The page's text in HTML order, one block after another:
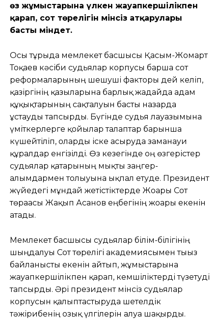
өз жұмыстарына үлкен жауапкершілікпен
қарап, сот төрелігін мінсіз атқарулары
басты міндет.
Осы тұрғыда мемлекет басшысы Қасым-Жомарт
Тоқаев кәсіби судьялар корпусы барша сот
реформаларының шешуші факторы дей келіп,
қазіргінің қазыларына барлық жағдайда адам
құқықтарының сақталуын басты назарда
ұстауды тапсырды. Бүгінде судья лауазымына
үміткерлерге қойылар талаптар барынша
күшейтіліп, оларды іске асыруда заманауи
құралдар енгізілді. Өз кезегінде оң өзгерістер
судьялар қатарының мықты заңгер-
ғалымдармен толығуына ықпал етуде. Президент
жүйедегі мұндай жетістіктерде Жоғарғы Сот
төрағасы Жақып Асанов еңбегінің жоғары екенін
атады.
Мемлекет басшысы судьялар білім-білігінің
шыңдалуы Сот төрелігі академиясымен тығыз
байланысты екенін айтып, жұмыстарына
жауапкершілікпен қарап, кемшіліктерді түзетуді
тапсырды. Әрі президент мінсіз судьялар
корпусын қалыптастыруда шетелдік
тәжірибенің озық үлгілерін алуға шақырды.